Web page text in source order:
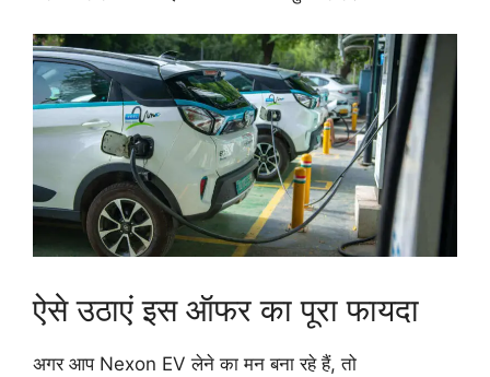
ऐसे उठाएं इस ऑफर का पूरा फायदा
अगर आप Nexon EV लेने का मन बना रहे हैं, तो